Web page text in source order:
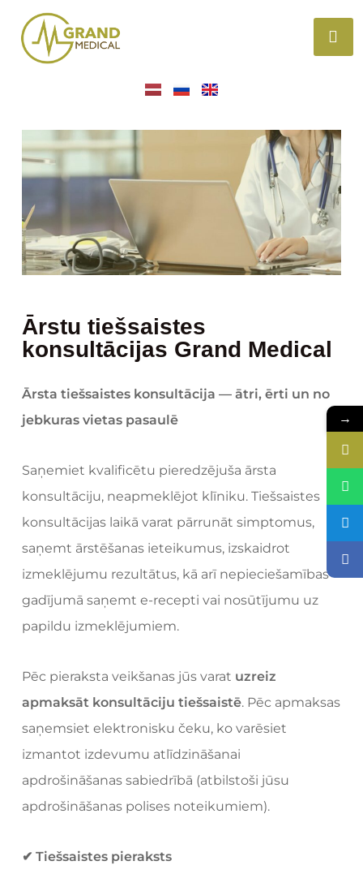
Ārstu tiešsaistes
konsultācijas Grand Medical
Ārsta tiešsaistes konsultācija — ātri, ērti un no
jebkuras vietas pasaulē
Saņemiet kvalificētu pieredzējuša ārsta
konsultāciju, neapmeklējot klīniku. Tiešsaistes
konsultācijas laikā varat pārrunāt simptomus,
saņemt ārstēšanas ieteikumus, izskaidrot
izmeklējumu rezultātus, kā arī nepieciešamības
gadījumā saņemt e-recepti vai nosūtījumu uz
papildu izmeklējumiem.
Pēc pieraksta veikšanas jūs varat uzreiz
apmaksāt konsultāciju tiešsaistē. Pēc apmaksas
saņemsiet elektronisku čeku, ko varēsiet
izmantot izdevumu atlīdzināšanai
apdrošināšanas sabiedrībā (atbilstoši jūsu
apdrošināšanas polises noteikumiem).
✔ Tiešsaistes pieraksts
→